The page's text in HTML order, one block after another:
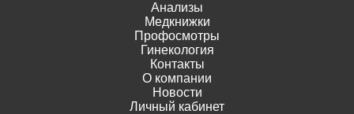
Анализы
Медкнижки
Профосмотры
Гинекология
Контакты
О компании
Новости
Личный кабинет